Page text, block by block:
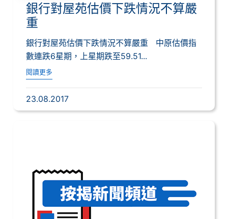
銀行對屋苑估價下跌情況不算嚴
重
銀行對屋苑估價下跌情況不算嚴重 中原估價指
數連跌6星期，上星期跌至59.51...
閱讀更多
23.08.2017